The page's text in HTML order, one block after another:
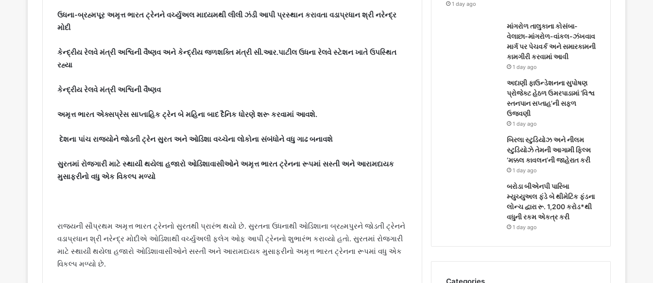
ઉધના-બ્રહ્મપૂર અમૃત્ત ભારત ટ્રેનને વર્ચ્યુઅલ માધ્યમથી લીલી ઝંડી આપી પ્રસ્થાન કરાવતા વડાપ્રધાન શ્રી નરેન્દ્ર
મોદી
કેન્દ્રીય રેલવે મંત્રી અશ્વિની વૈષ્ણવ અને કેન્દ્રીય જળશક્તિ મંત્રી સી.આર.પાટીલ ઉધના રેલવે સ્ટેશન ખાતે ઉપસ્થિત
રહ્યા
કેન્દ્રીય રેલવે મંત્રી અશ્વિની વૈષ્ણવ
અમૃત્ત ભારત એક્સપ્રેસ સાપ્તાહિક ટ્રેન બે મહિના બાદ દૈનિક ધોરણે શરૂ કરવામાં આવશે.
દેશના પાંચ રાજ્યોને જોડતી ટ્રેન સુરત અને ઓડિશા વચ્ચેના લોકોના સંબંધોને વધુ ગાઢ બનાવશે
સુરતમાં રોજગારી માટે સ્થાયી થયેલા હજારો ઓડિશાવાસીઓને અમૃત્ત ભારત ટ્રેનના રૂપમાં સસ્તી અને આરામદાયક
મુસાફરીનો વધુ એક વિકલ્પ મળ્યો
રાજ્યની સૌપ્રથમ અમૃત્ત ભારત ટ્રેનનો સુરતથી પ્રારંભ થયો છે. સુરતના ઉધનાથી ઓડિશાના બ્રહ્મપુરને જોડતી ટ્રેનને
વડાપ્રધાન શ્રી નરેન્દ્ર મોદીએ ઓડિશાથી વર્ચ્યુઅલી ફ્લેગ ઓફ આપી ટ્રેનનો શુભારંભ કરાવ્યો હતો. સુરતમાં રોજગારી
માટે સ્થાયી થયેલા હજારો ઓડિશાવાસીઓને સસ્તી અને આરામદાયક મુસાફરીનો અમૃત્ત ભારત ટ્રેનના રૂપમાં વધુ એક
વિકલ્પ મળ્યો છે.
1 day ago
માંગરોળ તાલુકાના કોસંબા-
વેલાછા-માંગરોળ-વાંકલ-ઝંખવાવ
માર્ગ પર પેચવર્ક અને સમારકામની
કામગીરી કરવામાં આવી
1 day ago
અદાણી ફાઉન્ડેશનના સુપોષણ
પ્રોજેક્ટ હેઠળ ઉમરપાડામાં ‘વિશ્વ
સ્તનપાન સપ્તાહ’ની સફળ
ઉજવણી
1 day ago
બિરલા સ્ટુડિયોઝ અને નીલમ
સ્ટુડિયોઝે તેમની આગામી ફિલ્મ
‘મક્કલ કાવલન’ની જાહેરાત કરી
1 day ago
બરોડા બીએનપી પારિબા
મ્યુચ્યુઅલ ફંડે બે થીમેટિક ફંડના
લોન્ચ દ્વારા રૂ. 1,200 કરોડ*થી
વધુની રકમ એકત્ર કરી
1 day ago